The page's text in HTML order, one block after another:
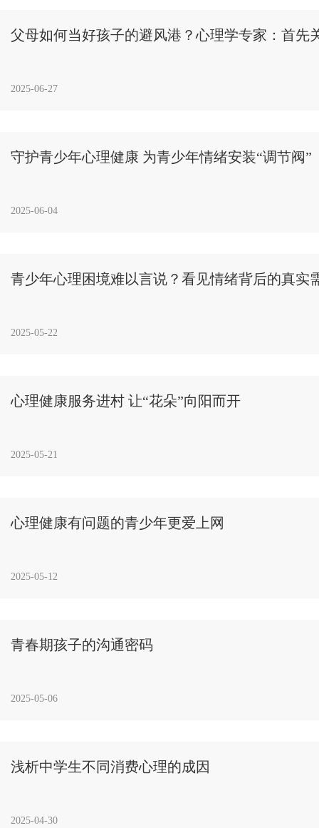
父母如何当好孩子的避风港？心理学专家：首先
2025-06-27
守护青少年心理健康 为青少年情绪安装“调节阀”
2025-06-04
青少年心理困境难以言说？看见情绪背后的真实
2025-05-22
心理健康服务进村 让“花朵”向阳而开
2025-05-21
心理健康有问题的青少年更爱上网
2025-05-12
青春期孩子的沟通密码
2025-05-06
浅析中学生不同消费心理的成因
2025-04-30